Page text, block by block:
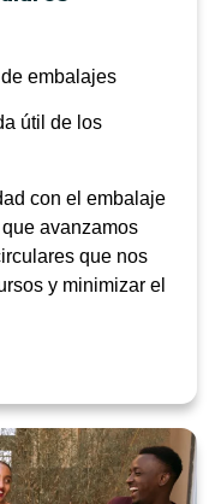
embalajes
útil de los
con el embalaje
avanzamos
que nos
y minimizar el